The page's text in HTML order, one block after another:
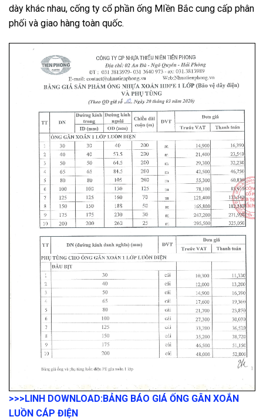
dày khác nhau, cống ty cổ phần ống MIền Bắc cung cấp phân
phối và giao hàng toàn quốc.
>>>LINH DOWNLOAD:BẢNG BÁO GIÁ ỐNG GÂN XOẮN
LUỒN CÁP ĐIỆN